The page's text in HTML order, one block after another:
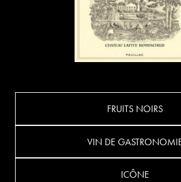
FRUITS NOIRS
VIN DE
ICÔNE